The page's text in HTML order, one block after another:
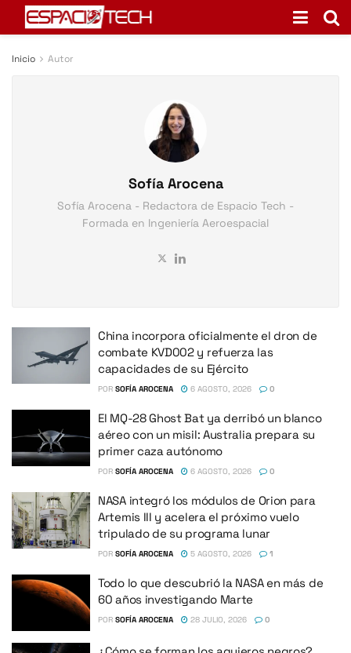
Inicio Autor
Sofía Arocena
Sofía Arocena - Redactora de Espacio Tech -
Formada en Ingeniería Aeroespacial
China incorpora oficialmente el dron de
combate KVD002 y refuerza las
capacidades de su Ejército
POR SOFÍA AROCENA 6 AGOSTO, 2026 0
El MQ-28 Ghost Bat ya derribó un blanco
aéreo con un misil: Australia prepara su
primer caza autónomo
POR SOFÍA AROCENA 6 AGOSTO, 2026 0
NASA integró los módulos de Orion para
Artemis III y acelera el próximo vuelo
tripulado de su programa lunar
POR SOFÍA AROCENA 5 AGOSTO, 2026 1
Todo lo que descubrió la NASA en más de
60 años investigando Marte
POR SOFÍA AROCENA 28 JULIO, 2026 0